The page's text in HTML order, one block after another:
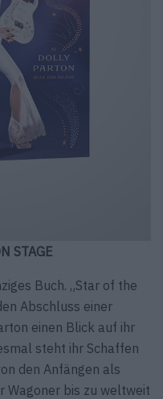
STAGE
Buch. „Star of the
Abschluss einer
einen Blick auf ihr
steht ihr Schaffen
den Anfängen als
Wagoner bis zu weltweit